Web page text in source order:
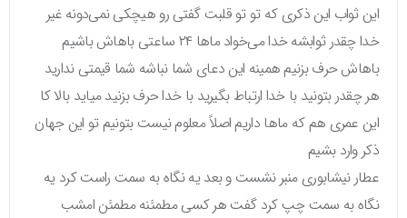
این ثواب این ذکری که تو تو قلبت گفتی رو هیچکی نمی‌دونه غیر
خدا چقدر ثوابشه خدا می‌خواد ماها ۲۴ ساعتی باهاش باشیم
باهاش حرف بزنیم همینه این دعای شما نباشه شما قیمتی ندارید
هر چقدر بتونید با خدا ارتباط بگیرید با خدا حرف بزنید میاید بالا کا
این عمری هم که ماها داریم اصلاً معلوم نیست بتونیم تو این جهان
ذکر وارد بشیم
عطار نیشابوری منبر نشست و بعد یه نگاه به سمت راست کرد یه
نگاه به سمت چپ کرد گفت هر کسی مطمئنه مطمئن امشب